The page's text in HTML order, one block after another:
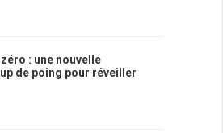
: une nouvelle
de poing pour réveiller